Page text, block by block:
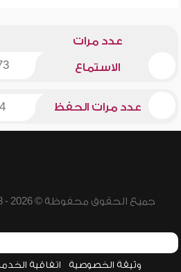
عدد مرات
الاستماع
عدد مرات الحفظ
جميع الحقوق محفوظة © 2026 - 1998 لشبكة إسلام ويب
وثيقة الخصوصية اتفاقية